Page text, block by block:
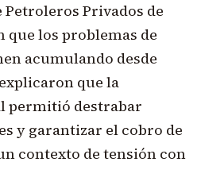
Petroleros Privados de
los problemas de
acumulando desde
que la
permitió destrabar
y garantizar el cobro de
contexto de tensión con